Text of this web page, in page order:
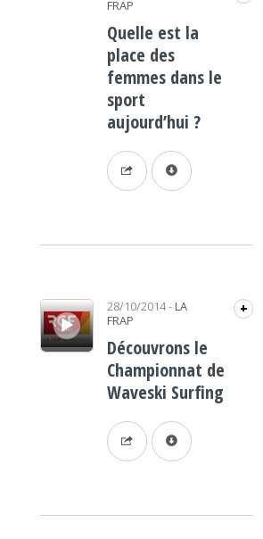
FRAP
Quelle est la
place des
femmes dans le
sport
aujourd’hui ?
Lecteur audio 28/10/2014- LA
FRAP
+
Découvrons le
Championnat de
Waveski Surfing